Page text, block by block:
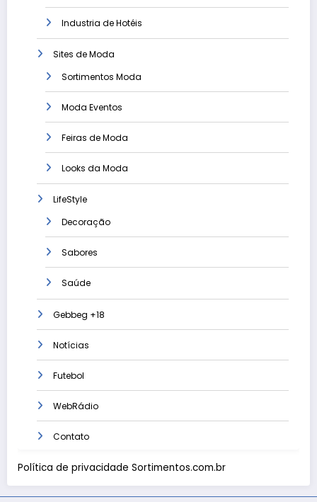
Industria de Hotéis
Sites de Moda
Sortimentos Moda
Moda Eventos
Feiras de Moda
Looks da Moda
LifeStyle
Decoração
Sabores
Saúde
Gebbeg +18
Notícias
Futebol
WebRádio
Contato
Política de privacidade Sortimentos.com.br